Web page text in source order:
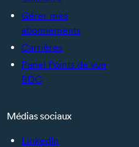
Gérer mes
abonnements
Carrières
Panel Points de vue
BDC
Médias sociaux
LinkedIn